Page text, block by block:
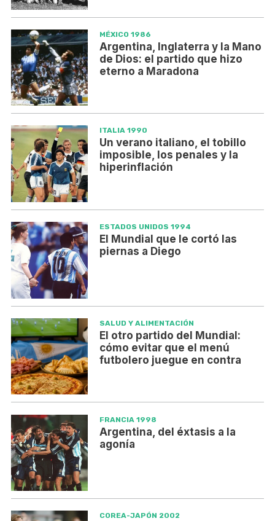
MÉXICO 1986
Argentina, Inglaterra y la Mano
de Dios: el partido que hizo
eterno a Maradona
ITALIA 1990
Un verano italiano, el tobillo
imposible, los penales y la
hiperinflación
ESTADOS UNIDOS 1994
El Mundial que le cortó las
piernas a Diego
SALUD Y ALIMENTACIÓN
El otro partido del Mundial:
cómo evitar que el menú
futbolero juegue en contra
FRANCIA 1998
Argentina, del éxtasis a la
agonía
COREA-JAPÓN 2002